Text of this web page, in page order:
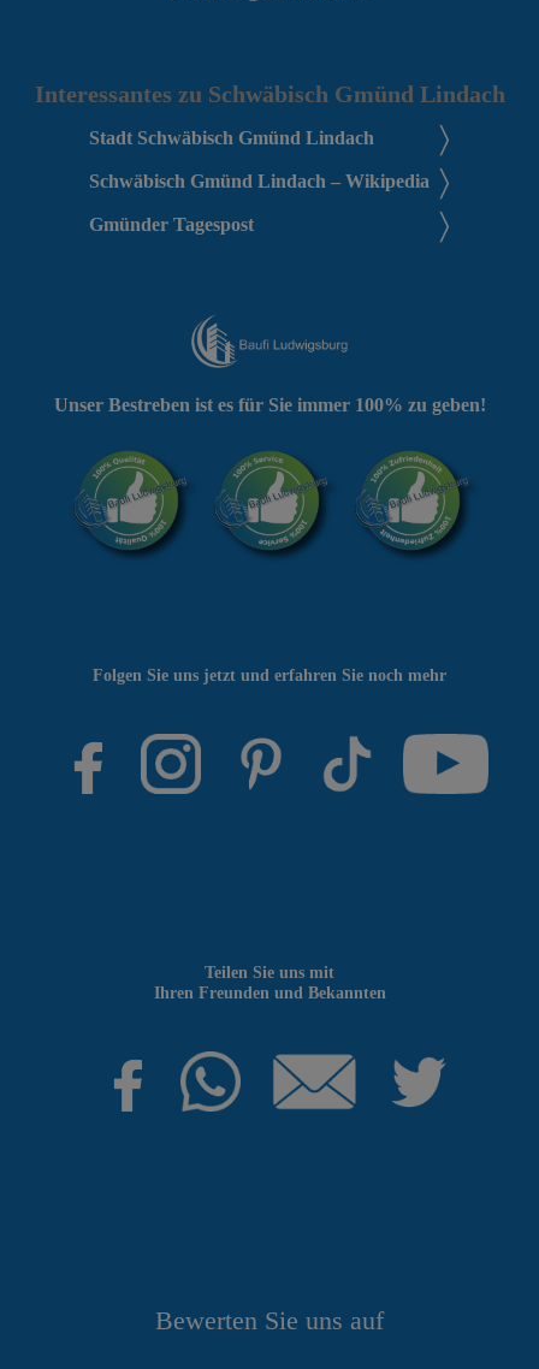
Interessantes zu Schwäbisch Gmünd Lindach
Stadt Schwäbisch Gmünd Lindach
Schwäbisch Gmünd Lindach – Wikipedia
Gmünder Tagespost
Bewerten Sie uns auf
Teilen Sie uns mit
Ihren Freunden und Bekannten
Folgen Sie uns jetzt und erfahren Sie noch mehr
Unser Bestreben ist es für Sie immer 100% zu geben!